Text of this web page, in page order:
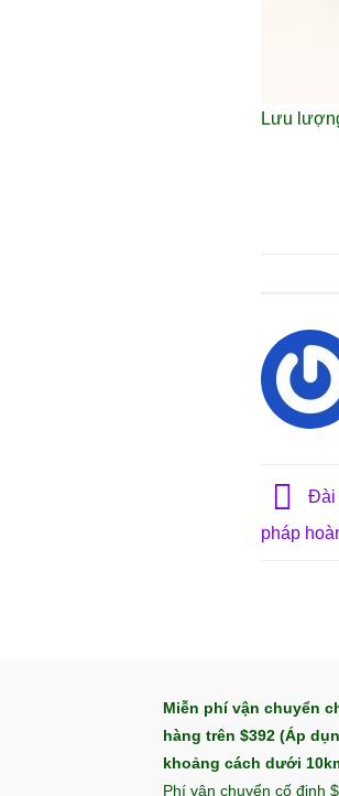
Lưu
Đài
pháp
Miễn phí vận chuyển
hàng trên $392 (Áp
khoảng cách dưới
Phí vận chuyển cố định